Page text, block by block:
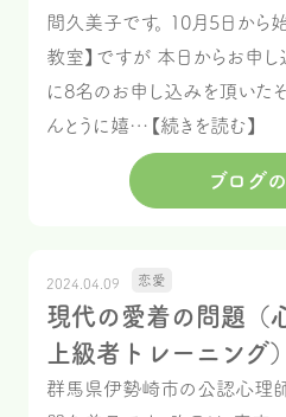
間久美子です。 10月5日から
教室】ですが 本日からお申し
に8名のお申し込みを頂いた
んとうに嬉…【続きを読む】
ブログ
2024.04.09 恋愛
現代の愛着の問題（
上級者トレーニング）
群馬県伊勢崎市の公認心理師